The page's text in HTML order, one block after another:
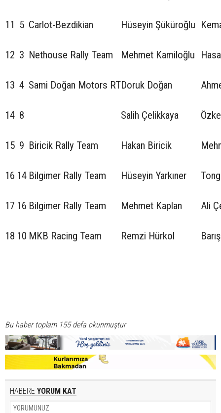
11 5 Carlot-Bezdikian Hüseyin Şüküroğlu
12 3 Nethouse Rally Team Mehmet Kamiloğlu
13 4 Sami Doğan Motors RTDoruk Doğan
14 8 Salih Çelikkaya
15 9 Biricik Rally Team Hakan Biricik
16 14 Bilgimer Rally Team Hüseyin Yarkıner
17 16 Bilgimer Rally Team Mehmet Kaplan Ali
18 10 MKB Racing Team Remzi Hürkol
Bu haber toplam 155 defa okunmuştur
HABERE YORUM KAT